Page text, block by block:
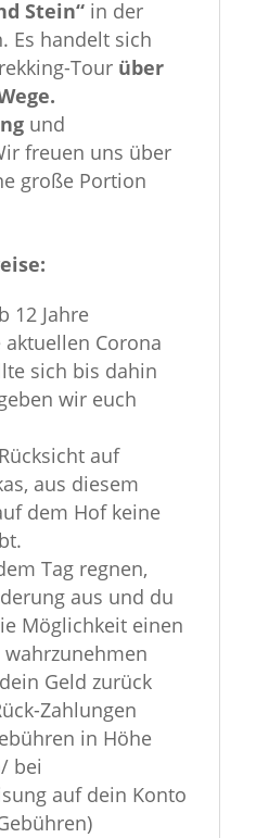
Stein“ in der
Es handelt sich
Tour über
und
freuen uns über
große Portion
12 Jahre
aktuellen Corona
sich bis dahin
wir euch
auf
aus diesem
dem Hof keine
Tag regnen,
aus und du
Möglichkeit einen
Geld zurück
Zahlungen
in Höhe
bei
auf dein Konto